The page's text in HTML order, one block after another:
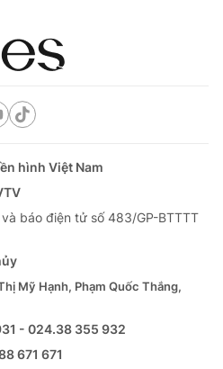
hình Việt Nam
báo điện tử số 483/GP-BTTTT
Mỹ Hạnh, Phạm Quốc Thắng,
- 024.38 355 932
671 671